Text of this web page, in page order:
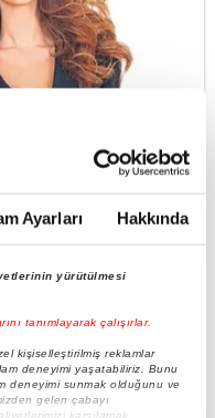
Ayarları Hakkında
yürütülmesi
tanımlayarak çalışırlar.
kişiselleştirilmiş reklamlar
deneyimi yaşatabiliriz. Bunu
deneyimi sunmak olduğunu ve
gelen çabayı
karşılamak
Tülin Şahin’e böyle